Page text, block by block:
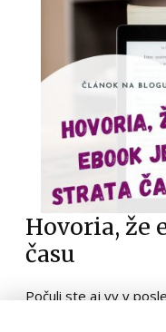
Hovoria, že
času
Počuli ste aj vy v